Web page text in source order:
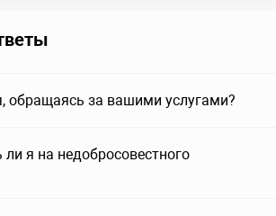
обращаясь за вашими услугами?
ли я на недобросовестного